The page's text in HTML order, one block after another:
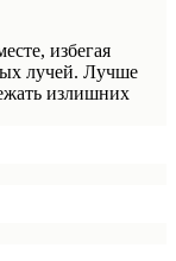
избегая
лучей. Лучше
излишних